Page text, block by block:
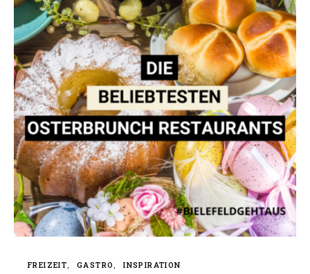
FREIZEIT GASTRO INSPIRATION